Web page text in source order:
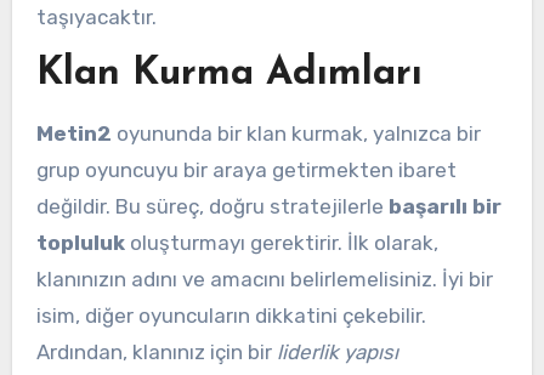
taşıyacaktır.
Klan Kurma Adımları
Metin2 oyununda bir klan kurmak, yalnızca bir
grup oyuncuyu bir araya getirmekten ibaret
değildir. Bu süreç, doğru stratejilerle başarılı bir
toplulukoluşturmayı gerektirir. İlk olarak,
klanınızın adını ve amacını belirlemelisiniz. İyi bir
isim, diğer oyuncuların dikkatini çekebilir.
Ardından, klanınız için bir liderlik yapısı